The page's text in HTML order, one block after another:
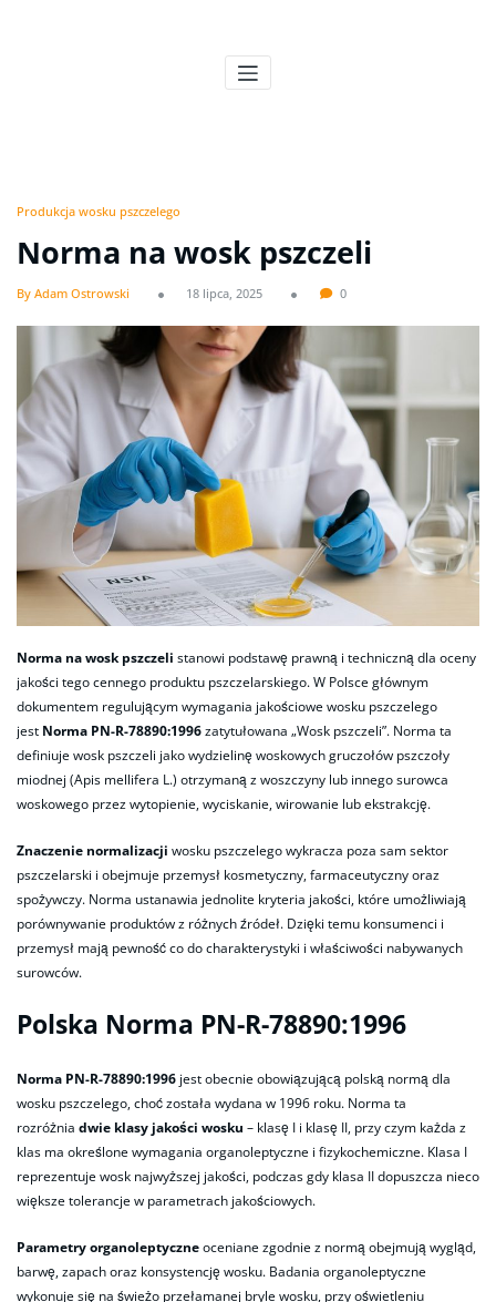
Produkcja wosku pszczelego
Norma na wosk pszczeli
By Adam Ostrowski 18 lipca, 2025 0
Norma na wosk pszczeli stanowi podstawę prawną i techniczną dla oceny
jakości tego cennego produktu pszczelarskiego. W Polsce głównym
dokumentem regulującym wymagania jakościowe wosku pszczelego
jest Norma PN-R-78890:1996zatytułowana „Wosk pszczeli”. Norma ta
definiuje wosk pszczeli jako wydzielinę woskowych gruczołów pszczoły
miodnej (Apis mellifera L.) otrzymaną z woszczyny lub innego surowca
woskowego przez wytopienie, wyciskanie, wirowanie lub ekstrakcję.
Znaczenie normalizacji wosku pszczelego wykracza poza sam sektor
pszczelarski i obejmuje przemysł kosmetyczny, farmaceutyczny oraz
spożywczy. Norma ustanawia jednolite kryteria jakości, które umożliwiają
porównywanie produktów z różnych źródeł. Dzięki temu konsumenci i
przemysł mają pewność co do charakterystyki i właściwości nabywanych
surowców.
Polska Norma PN-R-78890:1996
Norma PN-R-78890:1996 jest obecnie obowiązującą polską normą dla
wosku pszczelego, choć została wydana w 1996 roku. Norma ta
rozróżnia dwie klasy jakości wosku – klasę I i klasę II, przy czym każda z
klas ma określone wymagania organoleptyczne i fizykochemiczne. Klasa I
reprezentuje wosk najwyższej jakości, podczas gdy klasa II dopuszcza nieco
większe tolerancje w parametrach jakościowych.
Parametry organoleptyczneoceniane zgodnie z normą obejmują wygląd,
barwę, zapach oraz konsystencję wosku. Badania organoleptyczne
wykonuje się na świeżo przełamanej bryle wosku, przy oświetleniu